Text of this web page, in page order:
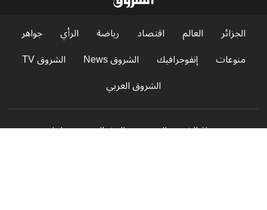
الجزائر العالم اقتصاد رياضة الرأي
جواهر
منوعات
إنفوجرافيك الشروق News
الشروق TV
الشروق العربي
مجلة الشروق العربي البث الحي
عاجل